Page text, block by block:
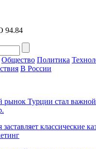
94.84
Общество Политика
В России
рынок Турции стал
классические